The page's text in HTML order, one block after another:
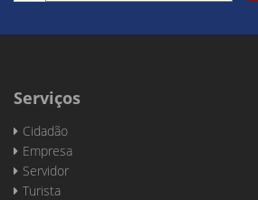
Serviços
Cidadão
Empresa
Servidor
Turista